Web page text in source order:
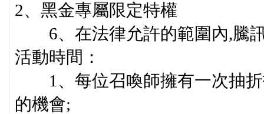
2、黑金專屬限定特權
6、在法律允許的範圍內,騰訊
活動時間：
1、每位召喚師擁有一次抽折
的機會;